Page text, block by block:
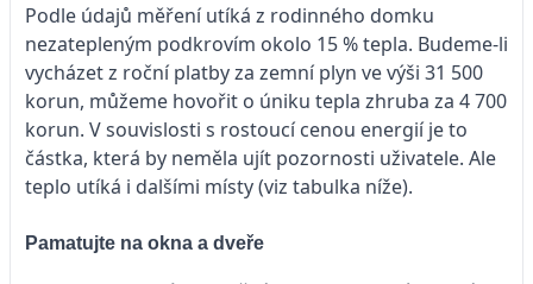
Podle údajů měření utíká z rodinného domku
nezatepleným podkrovím okolo 15 % tepla. Budeme-li
vycházet z roční platby za zemní plyn ve výši 31 500
korun, můžeme hovořit o úniku tepla zhruba za 4 700
korun. V souvislosti s rostoucí cenou energií je to
částka, která by neměla ujít pozornosti uživatele. Ale
teplo utíká i dalšími místy (viz tabulka níže).
Pamatujte na okna a dveře